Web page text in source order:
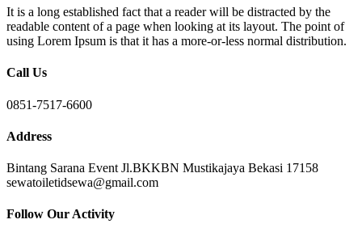
It is a long established fact that a reader will be distracted by the
readable content of a page when looking at its layout. The point of
using Lorem Ipsum is that it has a more-or-less normal distribution.
Call Us
0851-7517-6600
Address
Bintang Sarana Event Jl.BKKBN Mustikajaya Bekasi 17158
sewatoiletidsewa@gmail.com
Follow Our Activity